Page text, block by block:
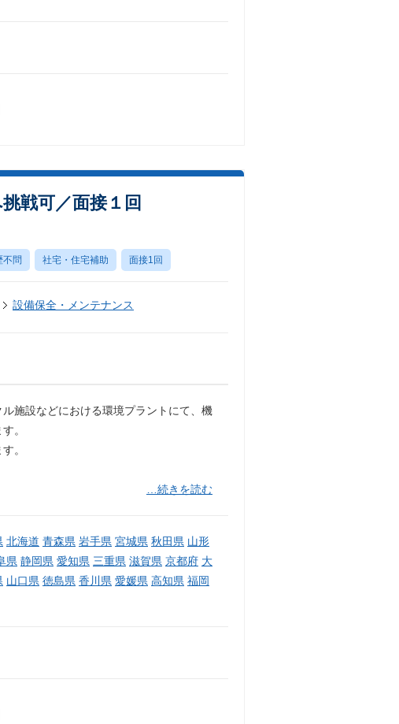
戦可／面接１回
不問 社宅・住宅補助 面接1回
設備保全・メンテナンス
施設などにおける環境プラントにて、機
。
。
…続きを読む
北海道 青森県 岩手県 宮城県 秋田県 山形
県 静岡県 愛知県 三重県 滋賀県 京都府 大
山口県 徳島県 香川県 愛媛県 高知県 福岡